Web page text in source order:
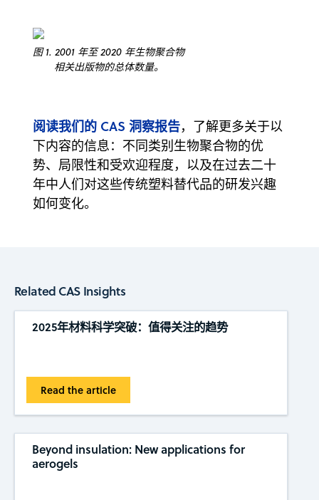
图 1. 2001 年至 2020 年生物聚合物
相关出版物的总体数量。
阅读我们的 CAS 洞察报告，了解更多关于以
下内容的信息：不同类别生物聚合物的优
势、局限性和受欢迎程度，以及在过去二十
年中人们对这些传统塑料替代品的研发兴趣
如何变化。
Related CAS Insights
2025年材料科学突破：值得关注的趋势
Read the article
Beyond insulation: New applications for
aerogels